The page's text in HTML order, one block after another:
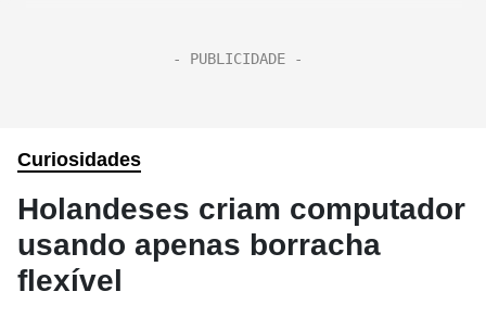
Curiosidades
Holandeses criam computador
usando apenas borracha
flexível